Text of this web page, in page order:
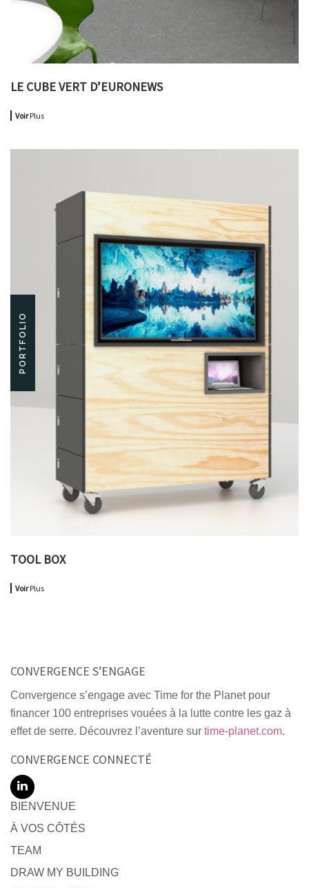
LE CUBE VERT D’EURONEWS
VoirPlus
PORTFOLIO
TOOL BOX
VoirPlus
CONVERGENCE S’ENGAGE
Convergence s’engage avec Time for the Planet pour
financer 100 entreprises vouées à la lutte contre les gaz à
effet de serre. Découvrez l’aventure sur time-planet.com.
CONVERGENCE CONNECTÉ
BIENVENUE
À VOS CÔTÉS
TEAM
DRAW MY BUILDING